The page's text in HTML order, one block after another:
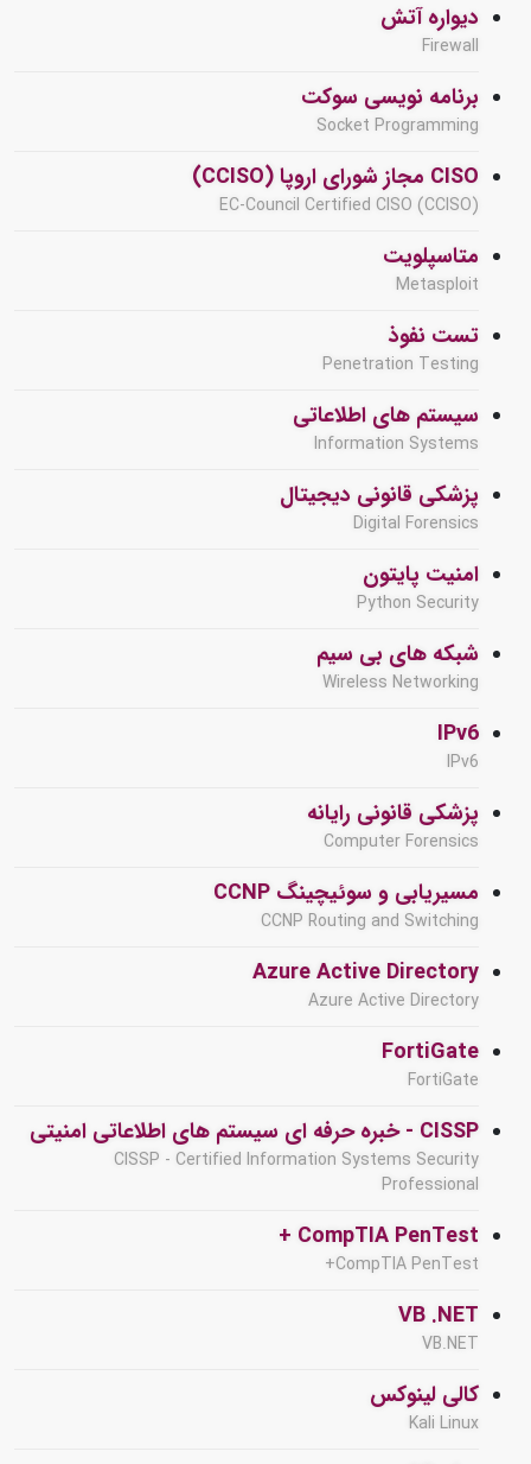
دیواره آتش
Firewall
برنامه نویسی سوکت
Socket Programming
CISO مجاز شورای اروپا (CCISO)
EC-Council Certified CISO (CCISO)
متاسپلویت
Metasploit
تست نفوذ
Penetration Testing
سیستم های اطلاعاتی
Information Systems
پزشکی قانونی دیجیتال
Digital Forensics
امنیت پایتون
Python Security
شبکه های بی سیم
Wireless Networking
IPv6
IPv6
پزشکی قانونی رایانه
Computer Forensics
مسیریابی و سوئیچینگ CCNP
CCNP Routing and Switching
Azure Active Directory
Azure Active Directory
FortiGate
FortiGate
CISSP - خبره حرفه ای سیستم های اطلاعاتی امنیتی
CISSP - Certified Information Systems Security
Professional
CompTIA PenTest +
CompTIA PenTest+
VB .NET
VB.NET
کالی لینوکس
Kali Linux